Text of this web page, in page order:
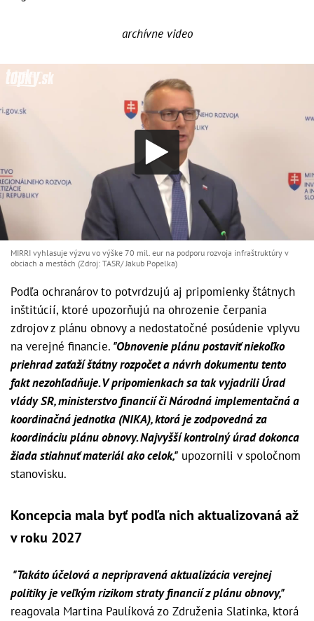
archívne video
MIRRI vyhlasuje výzvu vo výške 70 mil. eur na podporu rozvoja infraštruktúry v
obciach a mestách (Zdroj: TASR/ Jakub Popelka)
Podľa ochranárov to potvrdzujú aj pripomienky štátnych
inštitúcií, ktoré upozorňujú na ohrozenie čerpania
zdrojov z plánu obnovy a nedostatočné posúdenie vplyvu
na verejné financie. "Obnovenie plánu postaviť niekoľko
priehrad zaťaží štátny rozpočet a návrh dokumentu tento
fakt nezohľadňuje. V pripomienkach sa tak vyjadrili Úrad
vlády SR, ministerstvo financií či Národná implementačná a
koordinačná jednotka (NIKA), ktorá je zodpovedná za
koordináciu plánu obnovy. Najvyšší kontrolný úrad dokonca
žiada stiahnuť materiál ako celok," upozornili v spoločnom
stanovisku.
Koncepcia mala byť podľa nich aktualizovaná až
v roku 2027
"Takáto účelová a nepripravená aktualizácia verejnej
politiky je veľkým rizikom straty financií z plánu obnovy,"
reagovala Martina Paulíková zo Združenia Slatinka, ktorá